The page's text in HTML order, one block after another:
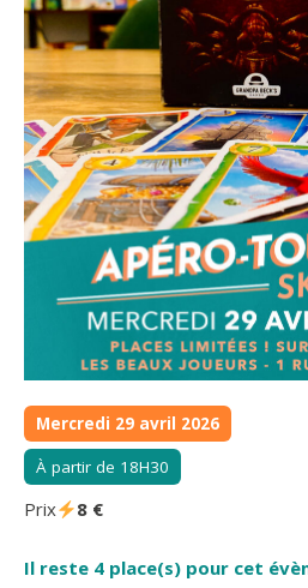
Mercredi 29 avril 2026
À partir de 18H30
Prix 8 €
Il reste 4 place(s) pour cet